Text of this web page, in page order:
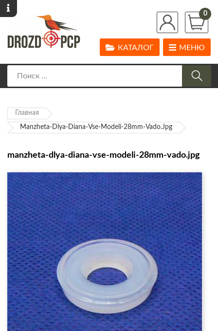
0
МЕНЮ
КАТАЛОГ
Главная
Manzheta-Dlya-Diana-Vse-Modeli-28mm-Vado.jpg
manzheta-dlya-diana-vse-modeli-28mm-vado.jpg